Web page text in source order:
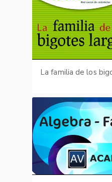
La familia de los